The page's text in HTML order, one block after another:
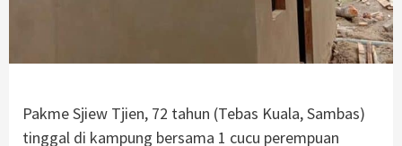
Pakme Sjiew Tjien, 72 tahun (Tebas Kuala, Sambas)
tinggal di kampung bersama 1 cucu perempuan